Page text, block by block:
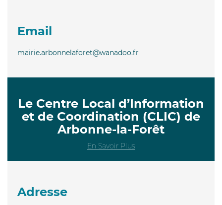
Email
mairie.arbonnelaforet@wanadoo.fr
Le Centre Local d’Information
et de Coordination (CLIC) de
Arbonne-la-Forêt
En Savoir Plus
Adresse